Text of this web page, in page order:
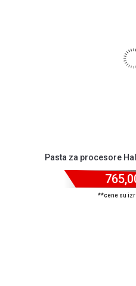
Pasta za procesore
**cene su